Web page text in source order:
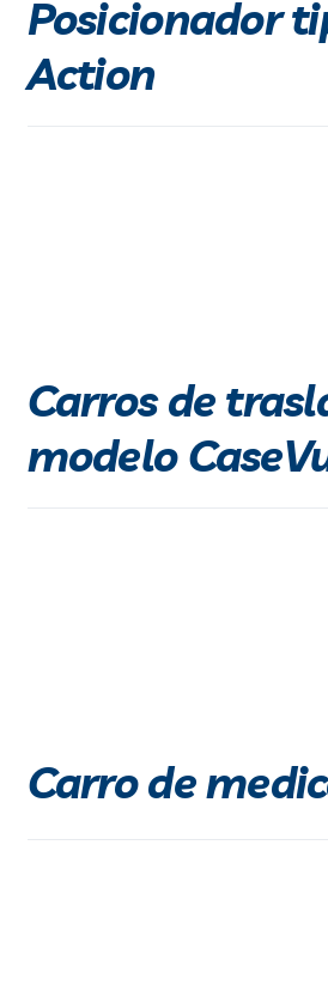
Posicionador
Action
Carros de
modelo
Carro de